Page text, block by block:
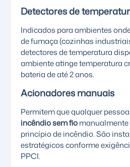
Detectores de
Indicados para ambientes
de fumaça (cozinhas
detectores de temperatura
ambiente atinge temperatura
bateria de até 2 anos.
Acionadores manuais
Permitem que qualquer
incêndio sem fio
princípio de incêndio. São
estratégicos conforme
PPCI.